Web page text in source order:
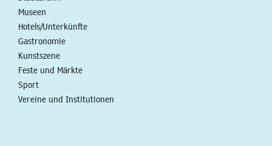
Museen
Hotels/Unterkünfte
Gastronomie
Kunstszene
Feste und Märkte
Sport
Vereine und Institutionen